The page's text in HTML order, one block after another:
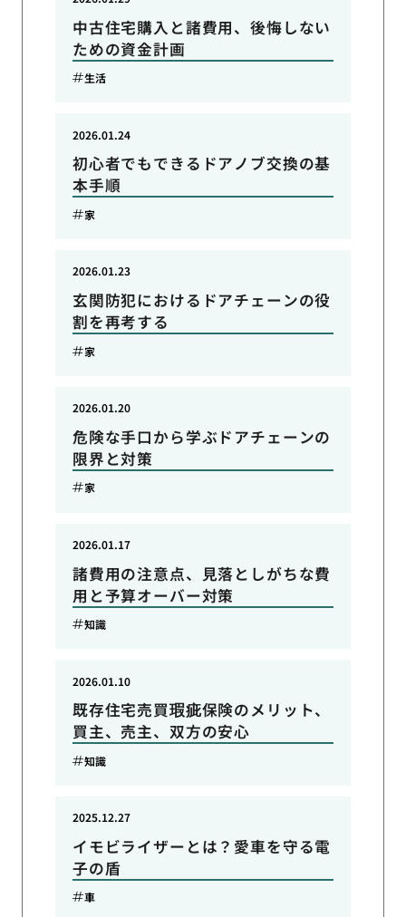
中古住宅購入と諸費用、後悔しない
ための資金計画
生活
初心者でもできるドアノブ交換の基
本手順
2026.01.24
家
玄関防犯におけるドアチェーンの役
割を再考する
2026.01.23
家
危険な手口から学ぶドアチェーンの
限界と対策
2026.01.20
家
諸費用の注意点、見落としがちな費
用と予算オーバー対策
2026.01.17
知識
既存住宅売買瑕疵保険のメリット、
買主、売主、双方の安心
2026.01.10
知識
イモビライザーとは？愛車を守る電
子の盾
2025.12.27
車